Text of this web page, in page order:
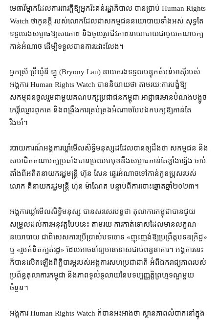
មេធាវី​ម្នាក់​ដែល​ការពារ​ក្តី​ឱ្យ​អ្នក​រិះគន់​រដ្ឋាភិបាល បាន​ប្រាប់ Human Rights
Watch ថា​កូន​ក្តី របស់​លោក​ដែល​ជា​សកម្មជន​នយោបាយ​ទាំងអស់ សុទ្ធតែ​
ទទួលរង​សម្ពាធ​ឱ្យ​សារភាព និង​ចូលរួម​ជីវភាព​នយោបាយ​ជាមួយ​គណបក្ស
កាន់អំណាច ដើម្បី​ទទួល​បាន​ការ​ដោះលែង។
អ្នកស្រី ប្រ៊ីយ៉ូនី ឡូ (Bryony Lau) នាយករង​ទទួលបន្ទុក​តំបន់​អាស៊ី​របស់​
អង្គការ Human Rights Watch បាន​និយាយ​ថា តាមរយៈ​ការ​បង្ខំ​ឱ្យ​
សកម្មជន​ចូលរួម​ជាមួយ​គណបក្ស​ប្រជាជន​កម្ពុជា អាជ្ញាធរ​មាន​បំណង​បង្ខូច
កេរ្តិ៍​ឈ្មោះ​ពួកគេ និង​ពង្រឹង​ការគ្រប់គ្រង​អំណាច​បែប​ឯក​បក្ស​ឱ្យ​កាន់តែ​
រឹងមាំ។
របាយការណ៍​អង្គការ​ឃ្លាំមើល​សិទ្ធិមនុស្ស​ដដែល​បាន​ឲ្យ​ដឹង​ថា សកម្មជន និង​
សមាជិក​គណបក្សប្រឆាំង​បាន​ប្រឈមមុខ​នឹង​សម្ពាធ​កាន់តែ​ខ្លាំង​ឡើង ចាប់
តាំងពី​អតីត​នាយករដ្ឋមន្ត្រី ហ៊ុន សែន ផ្ទេរអំណាច​ទៅកាន់​កូនប្រុស​របស់​
លោក គឺ​នាយករដ្ឋមន្ត្រី ហ៊ុន ម៉ា​ណែ​ត បន្ទាប់ពី​ការបោះឆ្នោត​ឆ្នាំ​២០២៣។
អង្គការ​ឃ្លាំមើល​សិទ្ធិមនុស្ស បាន​សរសេរ​បន្ត​ថា តុលាការ​កម្ពុជា​បាន​ជួយ​
សម្រួល​ដល់​ការអនុវត្ត​បែបនេះ តាមរយៈ​ការ​កាត់ទោស​ដែល​មាន​លក្ខណៈ​
នយោបាយ ជាពិសេស​ការប្រើប្រាស់​បទ​ចោទ «​ញុះញង់​ឱ្យ​ប្រព្រឹត្ត​បទឧក្រិដ្ឋ​»
ឬ «​រួមគំនិត​ក្បត់​រដ្ឋ​» ដែល​អាច​នាំ​ឲ្យ​មានទោស​ជាប់ពន្ធនាគារ​។ អង្គការ​នេះ​
ក៏បាន​លើកឡើង​ពី​ក្តី​បារម្ភ​របស់​អង្គការសហប្រជាជាតិ អំពី​ឯករាជ្យ​ភាព​របស់​
ប្រព័ន្ធ​តុលាការ​កម្ពុជា និង​ភាព​ទូលំទូលាយ​នៃ​បទប្បញ្ញត្តិ​ព្រហ្មទណ្ឌ​មួយ​
ចំនួន។
អង្គការ Human Rights Watch ក៏បាន​អះអាង​ថា ស្ថាន​ភាព​លំបាក​នៅក្នុង​